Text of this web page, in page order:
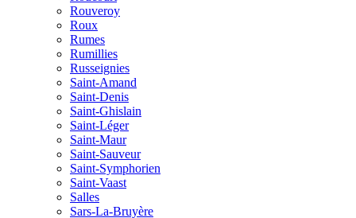
Rouveroy
Roux
Rumes
Rumillies
Russeignies
Saint-Amand
Saint-Denis
Saint-Ghislain
Saint-Léger
Saint-Maur
Saint-Sauveur
Saint-Symphorien
Saint-Vaast
Salles
Sars-La-Bruyère